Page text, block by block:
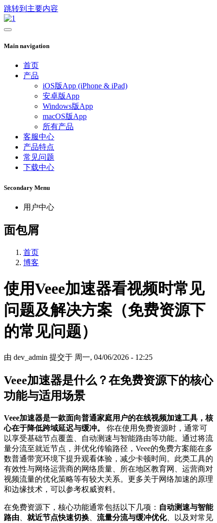
跳转到主要内容
Main navigation
首页
产品
iOS版App (iPhone & iPad)
安卓版App
Windows版App
macOS版App
所有产品
客服中心
产品特点
常见问题
下载中心
Secondary Menu
用户中心
面包屑
首页
博客
使用Veee加速器看视频时常见
问题及解决方案（免费资源下
的常见问题）
由 dev_admin 提交于 周一, 04/06/2026 - 12:25
Veee加速器是什么？在免费资源下的核心
功能与适用场景
Veee加速器是一款面向普通家庭用户的在线视频加速工具，核
心在于降低跨域延迟与缓冲。
你在使用免费资源时，通常可
以享受基础节点覆盖、自动测速与智能路由等功能。通过将流
量分流至就近节点，并优化传输路径，Veee的免费方案能在多
数普通带宽环境下提升观看体验，减少卡顿时间。此类工具的
有效性与网络运营商的网络质量、所在地区教育网、运营商对
视频流量的优化策略等有较大关系。更多关于网络加速的原理
和边缘技术，可以参考权威资料。
在免费资源下，核心功能通常包括以下几项： 自动测速与智能
路由
就近节点快速切换 流量分流与缓冲优化、以及对常见